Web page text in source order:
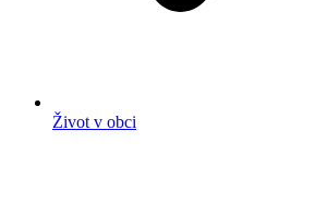
Život v obci